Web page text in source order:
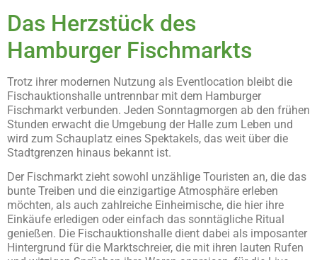
Das Herzstück des
Hamburger Fischmarkts
Trotz ihrer modernen Nutzung als Eventlocation bleibt die
Fischauktionshalle untrennbar mit dem Hamburger
Fischmarkt verbunden. Jeden Sonntagmorgen ab den frühen
Stunden erwacht die Umgebung der Halle zum Leben und
wird zum Schauplatz eines Spektakels, das weit über die
Stadtgrenzen hinaus bekannt ist.
Der Fischmarkt zieht sowohl unzählige Touristen an, die das
bunte Treiben und die einzigartige Atmosphäre erleben
möchten, als auch zahlreiche Einheimische, die hier ihre
Einkäufe erledigen oder einfach das sonntägliche Ritual
genießen. Die Fischauktionshalle dient dabei als imposanter
Hintergrund für die Marktschreier, die mit ihren lauten Rufen